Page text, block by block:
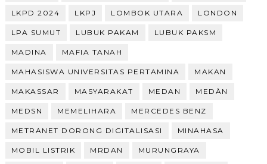
LKPD 2024 LKPJ LOMBOK UTARA LONDON
LPA SUMUT LUBUK PAKAM LUBUK PAKSM
MADINA MAFIA TANAH
MAHASISWA UNIVERSITAS PERTAMINA MAKAN
MAKASSAR MASYARAKAT MEDAN MEDÀN
MEDSN MEMELIHARA MERCEDES BENZ
METRANET DORONG DIGITALISASI MINAHASA
MOBIL LISTRIK MRDAN MURUNGRAYA